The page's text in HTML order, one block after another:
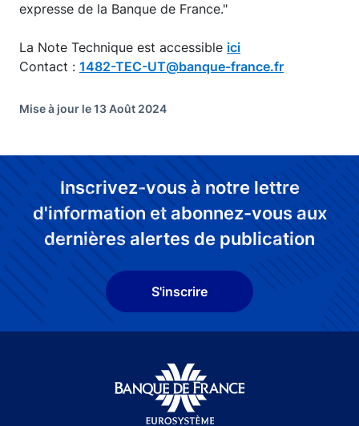
expresse de la Banque de France."
La Note Technique est accessible ici
Contact : 1482-TEC-UT@banque-france.fr
Mise à jour le 13 Août 2024
Inscrivez-vous à notre lettre
d'information et abonnez-vous aux
dernières alertes de publication
S'inscrire